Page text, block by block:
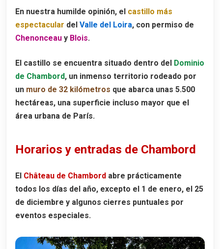
En nuestra humilde opinión, el castillo más
espectacular del Valle del Loira, con permiso de
Chenonceau y Blois.
El castillo se encuentra situado dentro del
Dominio
de Chambord, un inmenso territorio rodeado por
un muro de 32 kilómetros que abarca unas 5.500
hectáreas, una superficie incluso mayor que el
área urbana de París.
Horarios y entradas de Chambord
El Château de Chambord abre prácticamente
todos los días del año, excepto el 1 de enero, el 25
de diciembre y algunos cierres puntuales por
eventos especiales.